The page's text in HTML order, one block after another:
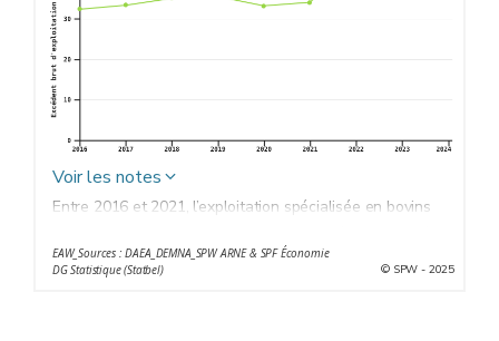
Voir les notes
Entre 2016 et 2021, l’exploitation spécialisée en bovins
stable proche d’une valeur de 34 €/100 l de lait. En
EAW_Sources : DAEA_DEMNA_SPW ARNE & SPF Économie
DG Statistique (Statbel)
© SPW - 2025